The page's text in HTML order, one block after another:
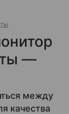
—
между
качества